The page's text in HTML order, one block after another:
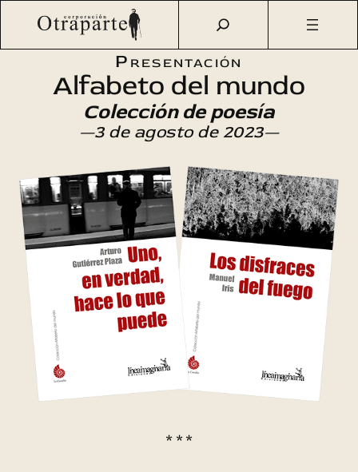
Saltar
Otraparte.org/ Agenda Cultural Literatura
Colección de
poesía «Alfabeto del mundo» (8)
Presentación
Alfabeto del mundo
Colección de poesía
—3 de agosto de 2023—
* * *